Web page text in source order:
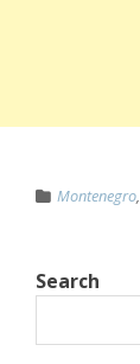
Montenegro,
Search